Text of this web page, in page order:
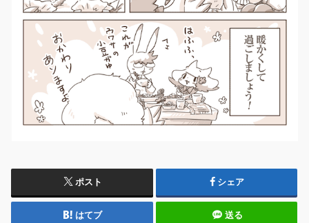
ポスト シェア
はてブ 送る